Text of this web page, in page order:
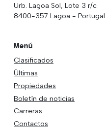
Urb. Lagoa Sol, Lote 3 r/c
8400-357 Lagoa - Portugal
Menú
Clasificados
Últimas
Propiedades
Boletín de noticias
Carreras
Contactos